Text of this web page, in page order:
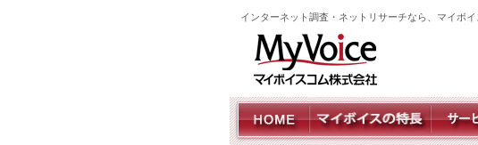
インターネット調査・ネットリサーチなら、マイボ